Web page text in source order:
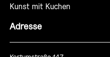
Kunst mit Kuchen
Adresse